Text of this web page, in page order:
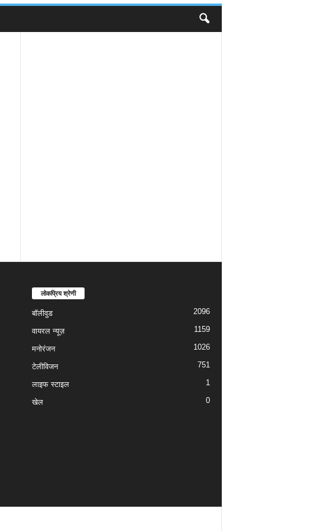
लोकप्रिय श्रेणी
बॉलीवुड 2096
वायरल न्यूज़ 1159
मनोरंजन 1026
टेलीविजन 751
लाइफ स्टाइल 1
खेल 0